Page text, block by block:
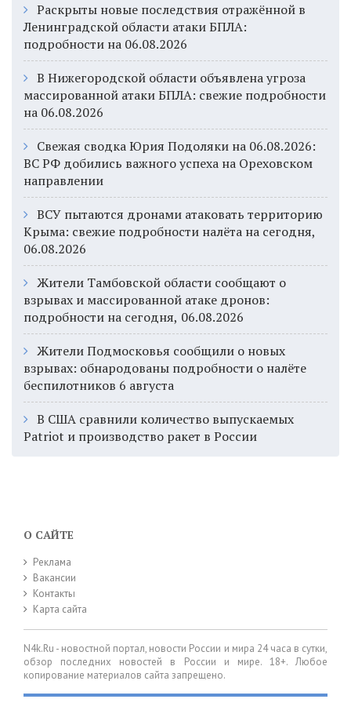
Раскрыты новые последствия отражённой в
Ленинградской области атаки БПЛА:
подробности на 06.08.2026
В Нижегородской области объявлена угроза
массированной атаки БПЛА: свежие подробности
на 06.08.2026
Свежая сводка Юрия Подоляки на 06.08.2026:
ВС РФ добились важного успеха на Ореховском
направлении
ВСУ пытаются дронами атаковать территорию
Крыма: свежие подробности налёта на сегодня,
06.08.2026
Жители Тамбовской области сообщают о
взрывах и массированной атаке дронов:
подробности на сегодня, 06.08.2026
Жители Подмосковья сообщили о новых
взрывах: обнародованы подробности о налёте
беспилотников 6 августа
В США сравнили количество выпускаемых
Patriot и производство ракет в России
О САЙТЕ
Реклама
Вакансии
Контакты
Карта сайта
N4k.Ru - новостной портал, новости России и мира 24 часа в сутки,
обзор последних новостей в России и мире. 18+. Любое
копирование материалов сайта запрещено.